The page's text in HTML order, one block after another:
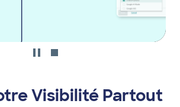
Visibilité Partout